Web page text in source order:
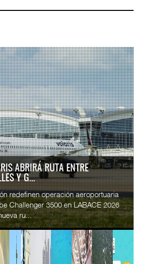
ABRIRÁ RUTA ENTRE
Y G...
redefinen operación aeroportuaria
Challenger 3500 en LABACE 2026
ru...